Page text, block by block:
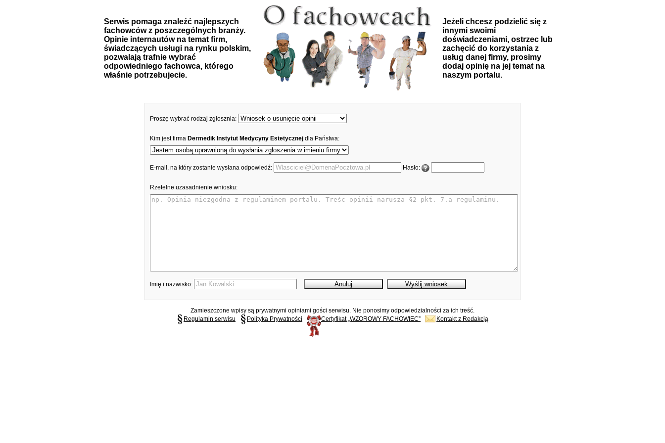
Serwis pomaga znaleźć najlepszych
fachowców z poszczególnych branży.
Opinie internautów na temat firm,
świadczących usługi na rynku polskim,
pozwalają trafnie wybrać
odpowiedniego fachowca, którego
właśnie potrzebujecie.
Jeżeli chcesz podzielić się z
innymi swoimi
doświadczeniami, ostrzec lub
zachęcić do korzystania z
usług danej firmy, prosimy
dodaj opinię na jej temat na
naszym portalu.
Proszę wybrać rodzaj zgłosznia:
Kim jest firma Dermedik Instytut Medycyny Estetycznej dla Państwa:
E-mail, na który zostanie wysłana odpowiedź: Hasło:
Rzetelne uzasadnienie wniosku:
Imię i nazwisko:
Zamieszczone wpisy są prywatnymi opiniami gości serwisu. Nie ponosimy odpowiedzialności za ich treść.
Regulamin serwisu
Polityka Prywatności Certyfikat „WZOROWY FACHOWIEC” Kontakt z Redakcją